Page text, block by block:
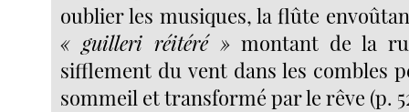
oublier les musiques, la flûte
« guilleri réitéré »montant de la
sifflement du vent dans les combles
sommeil et transformé par le rêve (p.